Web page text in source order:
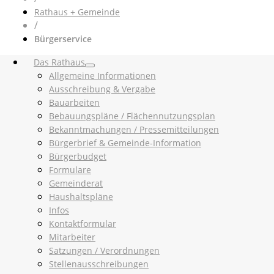
Rathaus + Gemeinde
/
Bürgerservice
Das Rathaus
Allgemeine Informationen
Ausschreibung & Vergabe
Bauarbeiten
Bebauungspläne / Flächennutzungsplan
Bekanntmachungen / Pressemitteilungen
Bürgerbrief & Gemeinde-Information
Bürgerbudget
Formulare
Gemeinderat
Haushaltspläne
Infos
Kontaktformular
Mitarbeiter
Satzungen / Verordnungen
Stellenausschreibungen